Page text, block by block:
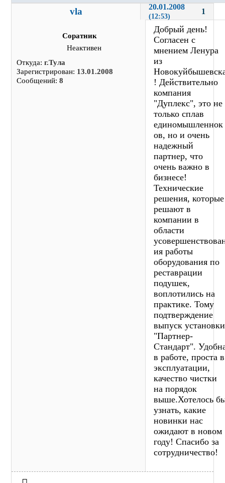
1
vla 20.01.2008
(12:53)
Соратник
Неактивен
Откуда:г.Тула
Зарегистрирован: 13.01.2008
Сообщений:8
Добрый день!
Согласен с
мнением Ленура
из
! Действительно
компания
"Дуплекс", это не
только сплав
единомышленнок
ов, но и очень
надежный
партнер, что
очень важно в
бизнесе!
Технические
решения, которые
решают в
компании в
области
ия работы
оборудования по
реставрации
подушек,
воплотились на
практике. Тому
подтверждение
выпуск установки
"Партнер-
Стандарт".
в работе, проста в
эксплуатации,
качество чистки
на порядок
выше.Хотелось
узнать, какие
новинки нас
ожидают в новом
году! Спасибо за
сотрудничество!